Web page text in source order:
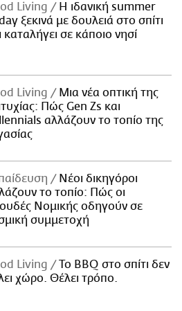
Living
Η ιδανική summer
ξεκινά με δουλειά στο σπίτι
καταλήγει σε κάποιο νησί
Living
Μια νέα οπτική της
Πώς Gen Zs και
αλλάζουν το τοπίο της
Νέοι δικηγόροι
το τοπίο: Πώς οι
Νομικής οδηγούν σε
συμμετοχή
Living
Το BBQ στο σπίτι δεν
χώρο. Θέλει τρόπο.